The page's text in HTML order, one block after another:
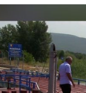
Ștrandul Termal Ring din
Miresme de lavandă, mentă și
ANUNȚ OPRIRE APĂ în
ANUNŢ OPRIRE APĂ în
ANUNŢ OPRIRE APĂ în